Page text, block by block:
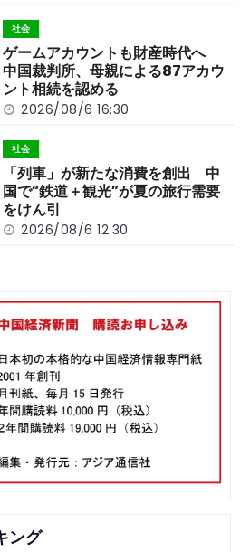
社会
ゲームアカウントも財産時代へ
中国裁判所、母親による87アカウ
ント相続を認める
2026/08/6 16:30
社会
「列車」が新たな消費を創出 中
国で“鉄道＋観光”が夏の旅行需要
をけん引
2026/08/6 12:30
ング